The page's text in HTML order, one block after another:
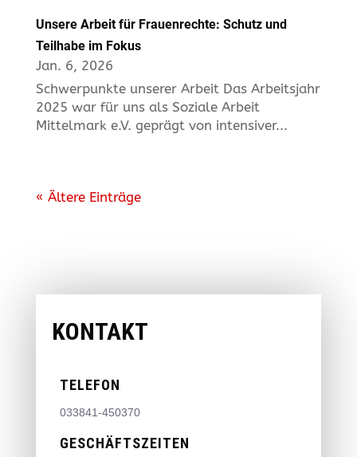
Unsere Arbeit für Frauenrechte: Schutz und
Teilhabe im Fokus
Jan. 6, 2026
Schwerpunkte unserer Arbeit Das Arbeitsjahr
2025 war für uns als Soziale Arbeit
Mittelmark e.V. geprägt von intensiver...
« Ältere Einträge
KONTAKT
TELEFON
033841-450370
GESCHÄFTSZEITEN